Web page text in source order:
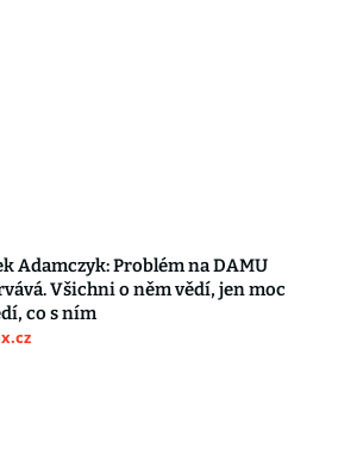
Adamczyk: Problém na DAMU
Všichni o něm vědí, jen moc
co s ním